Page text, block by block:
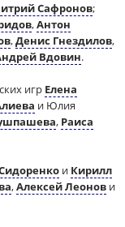
Сафронов;
,Антон
,Денис Гнездилов,
Вдовин.
игр Елена
и Юлия
, Раиса
и Кирилл
,Алексей Леонов и